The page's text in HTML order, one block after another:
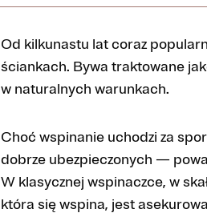
Od kilkunastu lat coraz
ściankach. Bywa traktowane
w naturalnych warunkach.
Choć wspinanie uchodzi za
dobrze ubezpieczonych —
W klasycznej wspinaczce, w
która się wspina, jest